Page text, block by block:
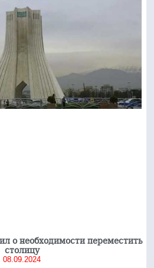
о необходимости переместить
столицу
08.09.2024